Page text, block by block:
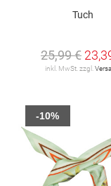
Tuch
25,99 €
inkl. MwSt. zzgl.
-10%